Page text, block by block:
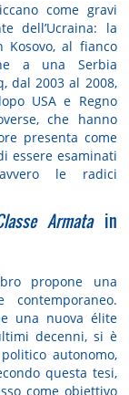
come gravi
dell’Ucraina: la
al fianco
a una Serbia
dal 2003 al 2008,
USA e Regno
che hanno
presenta come
essere esaminati
le radici
Armatain
propone una
una nuova élite
decenni, si è
autonomo,
questa tesi,
come obiettivo